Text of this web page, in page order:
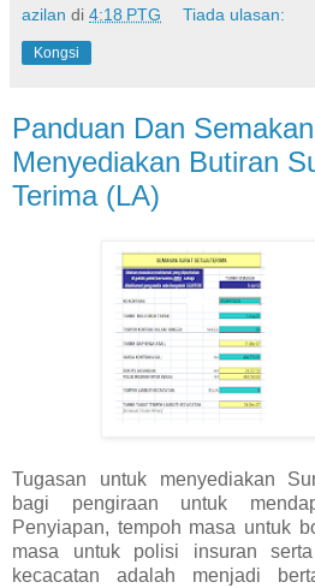
azilan di 4:18 PTG Tiada ulasan:
Kongsi
Panduan Dan
Menyediakan Butiran
Terima (LA)
Tugasan untuk menyediakan
bagi pengiraan untuk
Penyiapan, tempoh masa untuk
masa untuk polisi insuran
kecacatan adalah menjadi